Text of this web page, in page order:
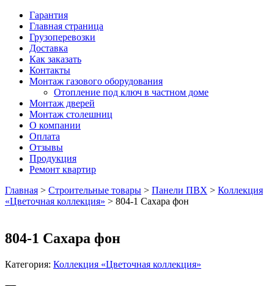
Гарантия
Главная страница
Грузоперевозки
Доставка
Как заказать
Контакты
Монтаж газового оборудования
Отопление под ключ в частном доме
Монтаж дверей
Монтаж столешниц
О компании
Оплата
Отзывы
Продукция
Ремонт квартир
Главная > Строительные товары > Панели ПВХ > Коллекция
«Цветочная коллекция» > 804-1 Сахара фон
804-1 Сахара фон
Категория: Коллекция «Цветочная коллекция»